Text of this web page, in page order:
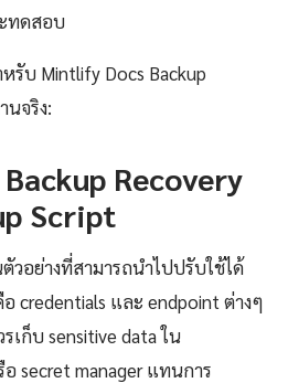
ทดสอบ
รับ Mintlify Docs Backup
นจริง:
Recovery
Script
วอย่างที่สามารถนำไปปรับใช้ได้
credentials และ endpoint ต่างๆ
เก็บ sensitive data ใน
secret manager แทนการ